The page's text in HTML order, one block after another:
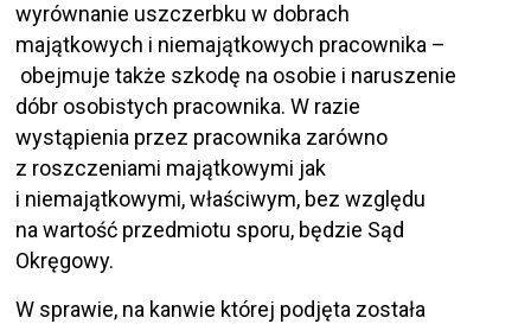
wyrównanie uszczerbku w dobrach
majątkowych i niemajątkowych pracownika –
obejmuje także szkodę na osobie i naruszenie
dóbr osobistych pracownika. W razie
wystąpienia przez pracownika zarówno
z roszczeniami majątkowymi jak
i niemajątkowymi, właściwym, bez względu
na wartość przedmiotu sporu, będzie Sąd
Okręgowy.
W sprawie, na kanwie której podjęta została